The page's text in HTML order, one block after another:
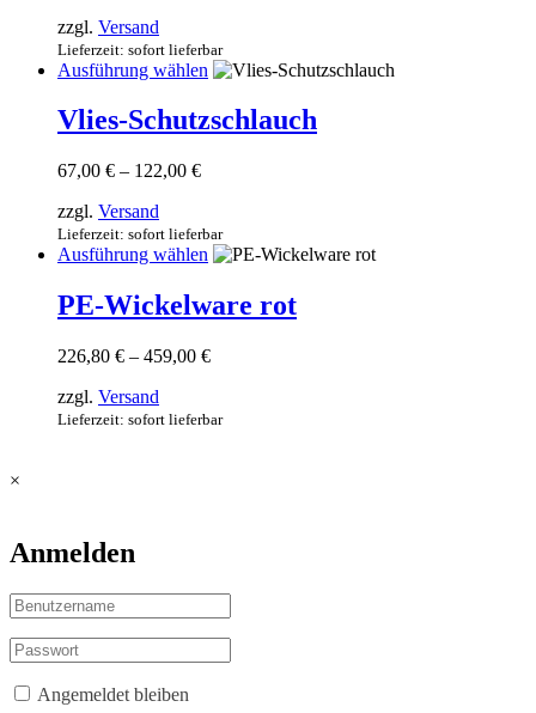
können
auf
Produktseite
205,20 €
zzgl. Versand
Lieferzeit: sofort lieferbar
Ausführung wählen Dieses
weist
mehrere
können
auf
Produktseite
Vlies-Schutzschlauch
67,00 € – 122,00 €Preisspanne:
122,00 €
zzgl. Versand
Lieferzeit: sofort lieferbar
Ausführung wählen Dieses
mehrere
können
PE-Wickelware rot
226,80 € – 459,00 €Preisspanne:
459,00 €
zzgl. Versand
Lieferzeit: sofort lieferbar
×
Anmelden
Angemeldet bleiben